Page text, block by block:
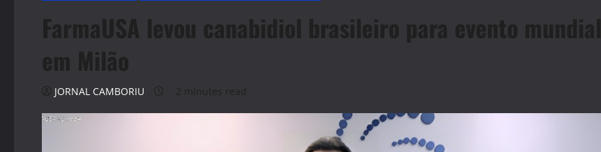
FarmaUSA levou canabidiol brasileiro para evento mundial
em Milão
JORNAL CAMBORIU 2 minutes read